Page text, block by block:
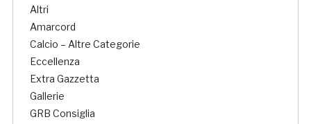
Altri
Amarcord
Calcio – Altre Categorie
Eccellenza
Extra Gazzetta
Gallerie
GRB Consiglia